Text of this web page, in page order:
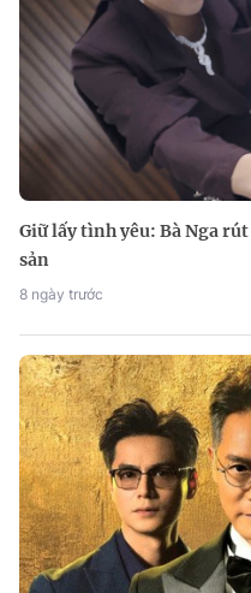
Giữ lấy tình yêu: Bà Nga
sản
8 ngày trước